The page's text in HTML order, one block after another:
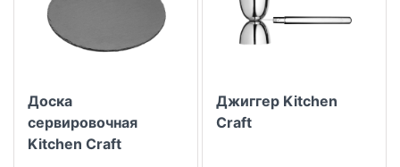
Доска
сервировочная
Kitchen Craft
Джиггер Kitchen
Craft